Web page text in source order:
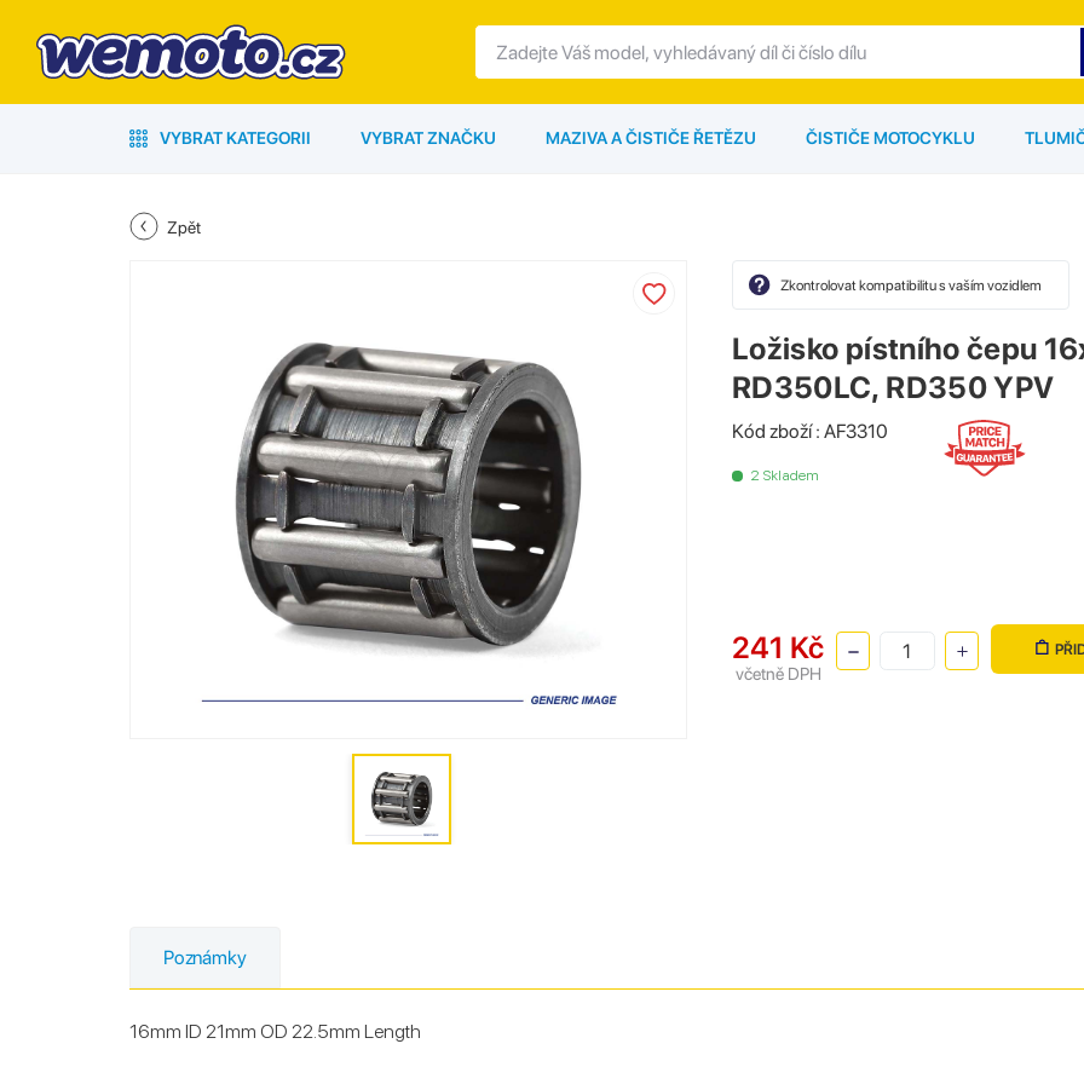
VYBRAT KATEGORII VYBRAT ZNAČKU MAZIVA A ČISTIČE ŘETĚZU ČISTIČE MOTOCYKLU
Zpět
Zkontrolovat kompatibilitu s vaším vozidlem
Ložisko pístního čepu
RD350LC, RD350 YPV
Kód zboží : AF3310
2 Skladem
241 Kč
včetně DPH
Poznámky
16mm ID 21mm OD 22.5mm Length